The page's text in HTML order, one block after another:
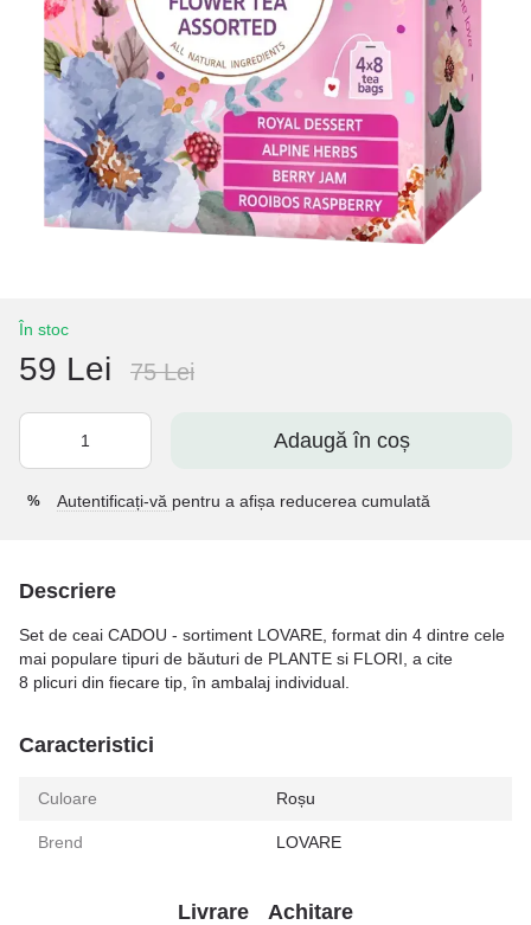
În stoc
59 Lei 75 Lei
Adaugă în coș
% Autentificați-vă pentru a afișa reducerea cumulată
Descriere
Set de ceai CADOU - sortiment LOVARE, format din 4 dintre cele
mai populare tipuri de băuturi de PLANTE si FLORI, a cite
8 plicuri din fiecare tip, în ambalaj individual.
Caracteristici
Culoare Roșu
Brend LOVARE
Livrare Achitare